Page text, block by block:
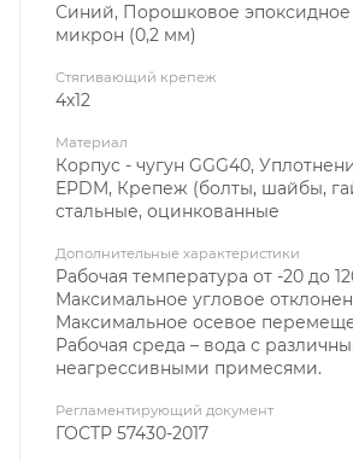
Синий, Порошковое
микрон (0,2 мм)
Стягивающий крепеж
4х12
Материал
Корпус - чугун GGG40,
EPDM, Крепеж (болты, шайбы,
стальные, оцинкованные
Дополнительные характеристики
Рабочая температура от -20 до
Максимальное угловое
Максимальное осевое
Рабочая среда – вода с
неагрессивными примесями.
Регламентирующий документ
ГОСТР 57430-2017